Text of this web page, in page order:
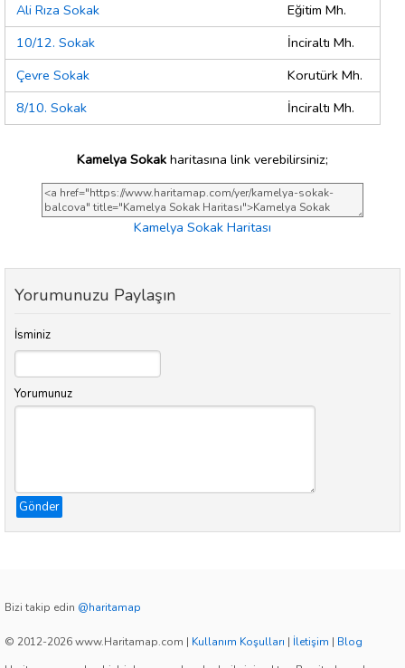
Ali Rıza Sokak
Eğitim Mh.
10/12. Sokak
İnciraltı Mh.
Çevre Sokak
Korutürk Mh.
8/10. Sokak
İnciraltı Mh.
Kamelya Sokak haritasına link verebilirsiniz;
Kamelya Sokak Haritası
Yorumunuzu Paylaşın
İsminiz
Yorumunuz
Gönder
Bizi takip edin @haritamap
© 2012-2026 www.Haritamap.com | Kullanım Koşulları | İletişim | Blog